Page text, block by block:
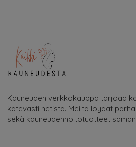
Kauneuden verkkokauppa tarjoaa
kätevästi netistä. Meiltä löydät
sekä kauneudenhoitotuotteet